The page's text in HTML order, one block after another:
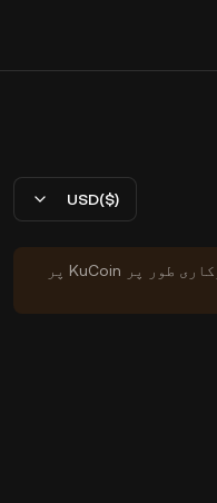
USD($)
نوٹ: یہ کرپٹو کرنسی ابھی تک سرکاری طور پر KuCoin پر